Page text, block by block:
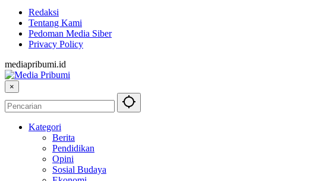
Redaksi
Tentang Kami
Pedoman Media Siber
Privacy Policy
mediapribumi.id
×
Kategori
Berita
Pendidikan
Opini
Sosial Budaya